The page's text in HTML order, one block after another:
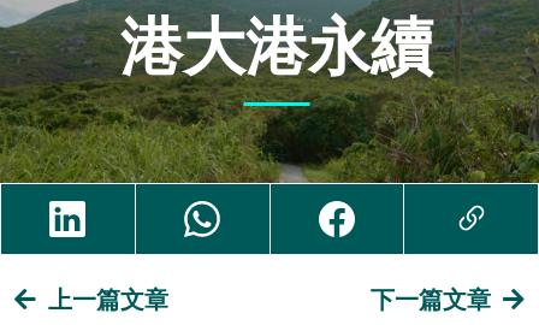
港大港永續
上一篇文章 下一篇文章